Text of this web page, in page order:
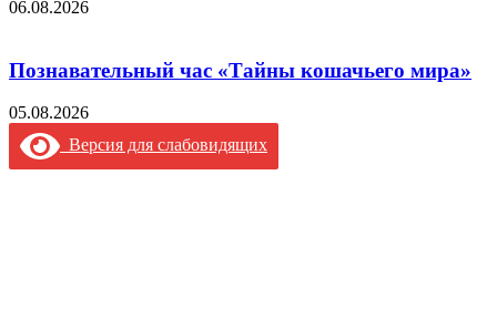
06.08.2026
Познавательный час «Тайны кошачьего мира»
05.08.2026
Версия для слабовидящих